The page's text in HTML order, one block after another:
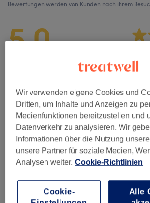
Bewertungen werden von Kunden nach ihrem
5,0
Sauberkeit
Service
Bewertungen filtern
Behandlung Alle Bewertungen
Wir verwenden eigene Cookies und
Dritten, um Inhalte und Anzeigen zu
Medienfunktionen bereitzustellen und
Datenverkehr zu analysieren. Wir
Informationen über die Nutzung
unsere Partner für soziale Medien,
Analysen weiter. Cookie-Richtlinien
Cookie-
Alle